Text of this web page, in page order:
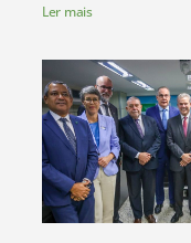
Ler mais